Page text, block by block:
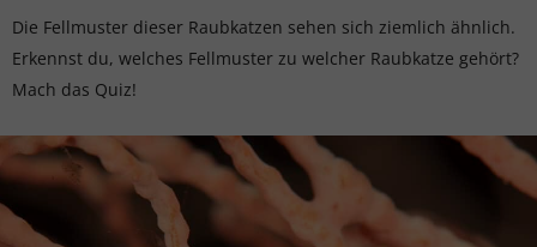
Die Fellmuster dieser Raubkatzen sehen sich ziemlich ähnlich.
Erkennst du, welches Fellmuster zu welcher Raubkatze gehört?
Mach das Quiz!